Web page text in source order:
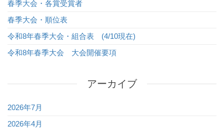
春季大会・各賞受賞者
春季大会・順位表
令和8年春季大会・組合表 (4/10現在)
令和8年春季大会 大会開催要項
アーカイブ
2026年7月
2026年4月